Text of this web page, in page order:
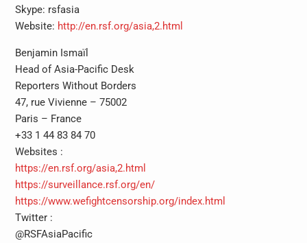
Skype: rsfasia
Website: http://en.rsf.org/asia,2.html
Benjamin Ismaïl
Head of Asia-Pacific Desk
Reporters Without Borders
47, rue Vivienne – 75002
Paris – France
+33 1 44 83 84 70
Websites :
https://en.rsf.org/asia,2.html
https://surveillance.rsf.org/en/
https://www.wefightcensorship.org/index.html
Twitter :
@RSFAsiaPacific